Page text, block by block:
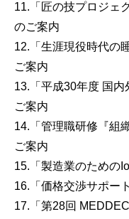
11.「匠の技プロジェ
のご案内
12.「生涯現役時代の
ご案内
13.「平成30年度 国
ご案内
14.「管理職研修『組
ご案内
15.「製造業のための
16.「価格交渉サポー
17.「第28回